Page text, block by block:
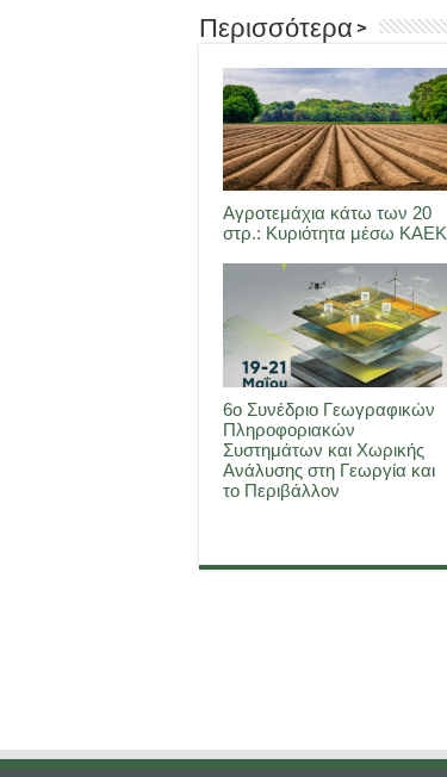
Περισσότερα >
Αγροτεμάχια κάτω των 20
στρ.: Κυριότητα μέσω ΚΑΕΚ
6ο Συνέδριο Γεωγραφικών
Πληροφοριακών
Συστημάτων και Χωρικής
Ανάλυσης στη Γεωργία και
το Περιβάλλον